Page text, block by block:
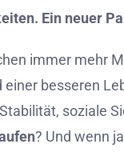
Ein neuer
immer mehr
einer besseren
Stabilität, soziale
? Und wenn